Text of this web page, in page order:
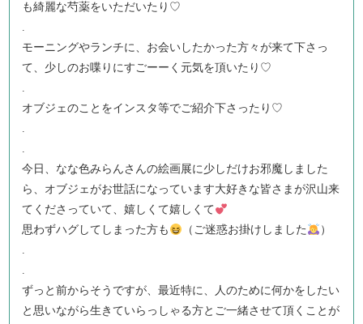
も綺麗な芍薬をいただいたり♡
.
モーニングやランチに、お会いしたかった方々が来て下さっ
て、少しのお喋りにすごーーく元気を頂いたり♡
.
オブジェのことをインスタ等でご紹介下さったり♡
.
.
今日、なな色みらんさんの絵画展に少しだけお邪魔しました
ら、オブジェがお世話になっています大好きな皆さまが沢山来
てくださっていて、嬉しくて嬉しくて
思わずハグしてしまった方も
（ご迷惑お掛けしました
）
.
.
ずっと前からそうですが、最近特に、人のために何かをしたい
と思いながら生きていらっしゃる方とご一緒させて頂くことが